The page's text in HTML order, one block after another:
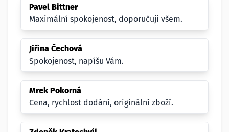
Pavel Bittner
Maximální spokojenost, doporučuji všem.
Jiřina Čechová
Spokojenost, napíšu Vám.
Mrek Pokorná
Cena, rychlost dodání, originální zboží.